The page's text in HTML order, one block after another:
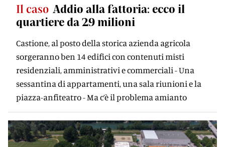
Il caso Addio alla fattoria: ecco il
quartiere da 29 milioni
Castione, al posto della storica azienda agricola
sorgeranno ben 14 edifici con contenuti misti
residenziali, amministrativi e commerciali - Una
sessantina di appartamenti, una sala riunioni e la
piazza-anfiteatro - Ma c’è il problema amianto